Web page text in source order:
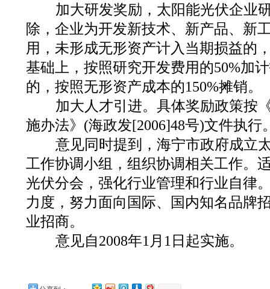
加大研发奖励，太阳能光伏企业
除，企业为开发新技术、新产品、新
用，未形成无形资产计入当期损益的
基础上，按照研究开发费用的50%加
的，按照无形资产成本的150%摊销。
加大人才引进。具体奖励政策按
施办法》(海政发[2006]48号)文件执行
意见同时提到，海宁市政府成立
工作协调小组，组织协调相关工作。
光伏分会，强化行业管理和行业自律
力度，努力面向国际、国内知名品牌
业招商。
意见自2008年1月1日起实施。